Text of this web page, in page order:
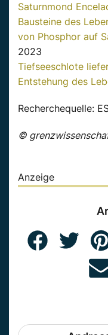
Saturnmond
Bausteine des
von Phosphor auf
2023
Tiefseeschlote
Entstehung des
Recherchequelle:
©
Anzeige